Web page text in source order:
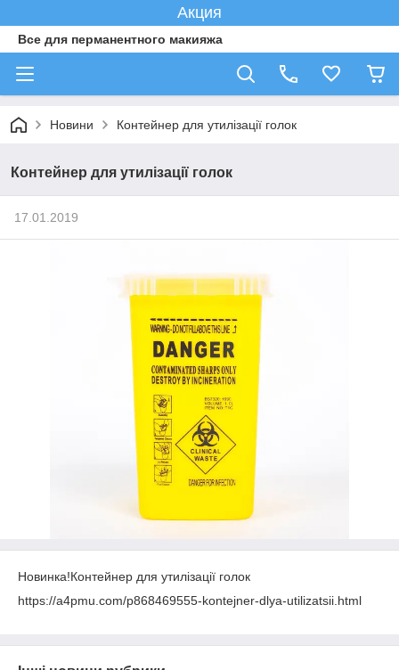
Акция
Все для перманентного макияжа
Новини Контейнер для утилізації голок
Контейнер для утилізації голок
17.01.2019
Новинка!Контейнер для утилізації голок
https://a4pmu.com/p868469555-kontejner-dlya-utilizatsii.html